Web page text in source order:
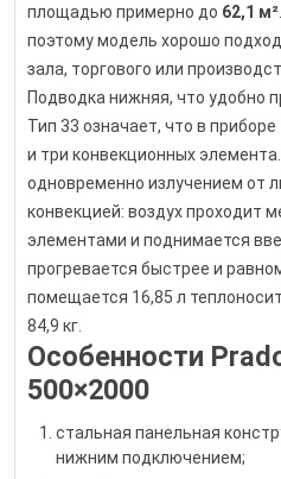
площадью примерно до 62,1 м²
поэтому модель хорошо
зала, торгового или
Подводка нижняя, что удобно
Тип 33 означает, что в
и три конвекционных
одновременно излучением от
конвекцией: воздух проходит
элементами и поднимается
прогревается быстрее и
помещается 16,85 л
84,9 кг.
Особенности
500×2000
стальная панельная
нижним подключением;